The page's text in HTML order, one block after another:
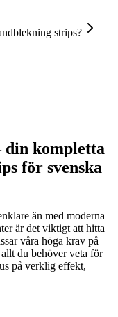
strips?
din kompletta
för svenska
än med moderna
är det viktigt att hitta
våra höga krav på
du behöver veta för
på verklig effekt,